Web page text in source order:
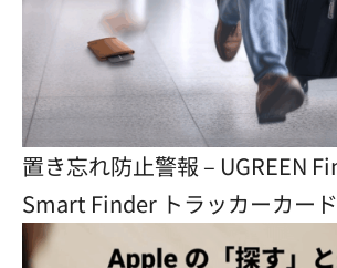
置き忘れ防止警報 – UGREEN
Smart Finder トラッカーカー